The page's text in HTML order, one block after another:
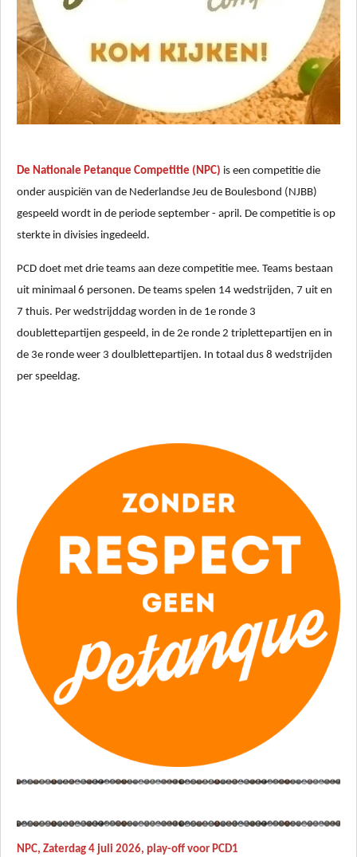
De Nationale Petanque Competitie (NPC) is een competitie die
onder auspiciën van de Nederlandse Jeu de Boulesbond (NJBB)
gespeeld wordt in de periode september - april. De competitie is op
sterkte in divisies ingedeeld.
PCD doet met drie teams aan deze competitie mee. Teams bestaan
uit minimaal 6 personen. De teams spelen 14 wedstrijden, 7 uit en
7 thuis. Per wedstrijddag worden in de 1e ronde 3
doublettepartijen gespeeld, in de 2e ronde 2 triplettepartijen en in
de 3e ronde weer 3 doulblettepartijen. In totaal dus 8 wedstrijden
per speeldag.
NPC, Zaterdag 4 juli 2026, play-off voor PCD1